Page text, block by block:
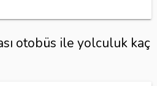
otobüs ile yolculuk kaç